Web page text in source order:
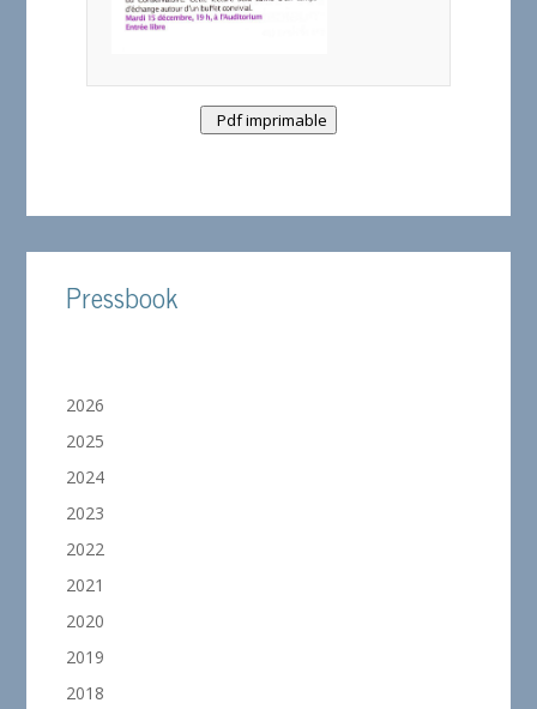
Pdf imprimable
Pressbook
2026
2025
2024
2023
2022
2021
2020
2019
2018